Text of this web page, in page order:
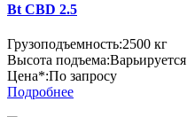
Bt CBD 2.5
Грузоподъемность:2500 кг
Высота подъема:Варьируется
Цена*:По запросу
Подробнее